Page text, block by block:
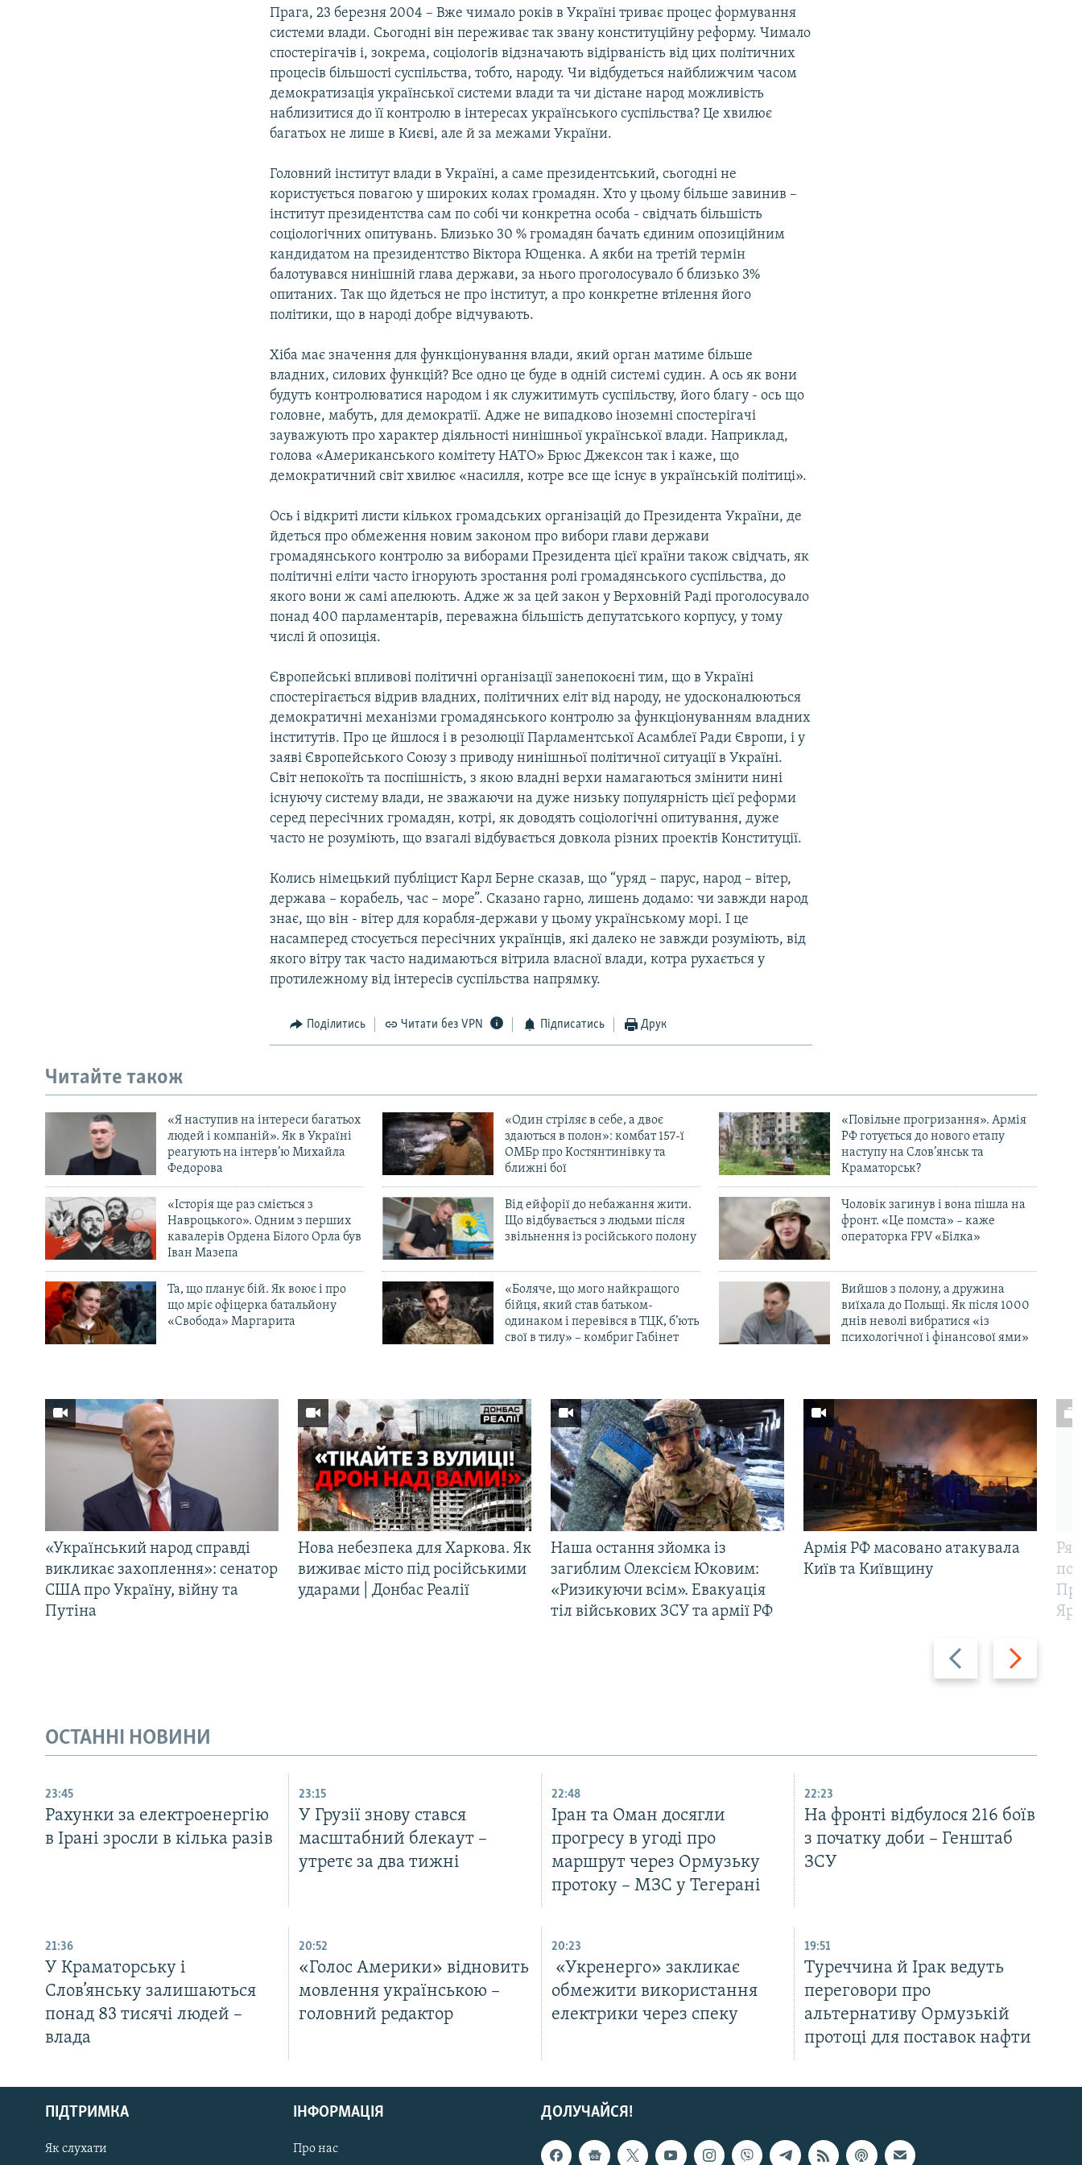
РУС
Прага, 23 березня 2004 – Вже чимало років в Україні триває процес формування
системи влади. Сьогодні він переживає так звану конституційну реформу. Чимало
спостерігачів і, зокрема, соціологів відзначають відірваність від цих політичних
процесів більшості суспільства, тобто, народу. Чи відбудеться найближчим часом
демократизація української системи влади та чи дістане народ можливість
наблизитися до її контролю в інтересах українського суспільства? Це хвилює
багатьох не лише в Києві, але й за межами України.
Головний інститут влади в Україні, а саме президентський, сьогодні не
користується повагою у широких колах громадян. Хто у цьому більше завинив –
інститут президентства сам по собі чи конкретна особа - свідчать більшість
соціологічних опитувань. Близько 30 % громадян бачать єдиним опозиційним
кандидатом на президентство Віктора Ющенка. А якби на третій термін
балотувався нинішній глава держави, за нього проголосувало б близько 3%
опитаних. Так що йдеться не про інститут, а про конкретне втілення його
політики, що в народі добре відчувають.
Хіба має значення для функціонування влади, який орган матиме більше
владних, силових функцій? Все одно це буде в одній системі судин. А ось як вони
будуть контролюватися народом і як служитимуть суспільству, його благу - ось що
головне, мабуть, для демократії. Адже не випадково іноземні спостерігачі
зауважують про характер діяльності нинішньої української влади. Наприклад,
голова «Американського комітету НАТО» Брюс Джексон так і каже, що
демократичний світ хвилює «насилля, котре все ще існує в українській політиці».
Ось і відкриті листи кількох громадських організацій до Президента України, де
йдеться про обмеження новим законом про вибори глави держави
громадянського контролю за виборами Президента цієї країни також свідчать, як
політичні еліти часто ігнорують зростання ролі громадянського суспільства, до
якого вони ж самі апелюють. Адже ж за цей закон у Верховній Раді проголосувало
понад 400 парламентарів, переважна більшість депутатського корпусу, у тому
числі й опозиція.
Європейські впливові політичні організації занепокоєні тим, що в Україні
спостерігається відрив владних, політичних еліт від народу, не удосконалюються
демократичні механізми громадянського контролю за функціонуванням владних
інститутів. Про це йшлося і в резолюції Парламентської Асамблеї Ради Європи, і у
заяві Європейського Союзу з приводу нинішньої політичної ситуації в Україні.
Світ непокоїть та поспішність, з якою владні верхи намагаються змінити нині
існуючу систему влади, не зважаючи на дуже низьку популярність цієї реформи
серед пересічних громадян, котрі, як доводять соціологічні опитування, дуже
часто не розуміють, що взагалі відбувається довкола різних проектів Конституції.
Колись німецький публіцист Карл Берне сказав, що “уряд – парус, народ – вітер,
держава – корабель, час – море”. Сказано гарно, лишень додамо: чи завжди народ
знає, що він - вітер для корабля-держави у цьому українському морі. І це
насамперед стосується пересічних українців, які далеко не завжди розуміють, від
якого вітру так часто надимаються вітрила власної влади, котра рухається у
протилежному від інтересів суспільства напрямку.
Поділитись Читати без VPN Підписатись Друк
Читайте також
«Я наступив на інтереси багатьох
людей і компаній». Як в Україні
реагують на інтерв’ю Михайла
Федорова
«Один стріляє в себе, а двоє
здаються в полон»: комбат 157-ї
ОМБр про Костянтинівку та
ближні бої
«Повільне прогризання». Армія
РФ готується до нового етапу
наступу на Слов’янськ та
Краматорськ?
«Історія ще раз сміється з
Навроцького». Одним з перших
кавалерів Ордена Білого Орла був
Іван Мазепа
Від ейфорії до небажання жити.
Що відбувається з людьми після
звільнення із російського полону
Чоловік загинув і вона пішла на
фронт. «Це помста» – каже
операторка FPV «Білка»
Та, що планує бій. Як воює і про
що мріє офіцерка батальйону
«Свобода» Маргарита
«Боляче, що мого найкращого
бійця, який став батьком-
одинаком і перевівся в ТЦК, б’ють
свої в тилу» – комбриг Габінет
Вийшов з полону, а дружина
виїхала до Польщі. Як після 1000
днів неволі вибратися «із
психологічної і фінансової ями»
Назад Вперед
«Український народ справді
викликає захоплення»: сенатор
США про Україну, війну та
Путіна
Нова небезпека для Харкова. Як
виживає місто під російськими
ударами | Донбас Реалії
Наша остання зйомка із
загиблим Олексієм Юковим:
«Ризикуючи всім». Евакуація
тіл військових ЗСУ та армії РФ
Армія РФ масовано атакувала
Київ та Київщину
ОСТАННІ НОВИНИ
23:45
Рахунки за електроенергію
в Ірані зросли в кілька разів
23:15
У Грузії знову стався
масштабний блекаут –
утретє за два тижні
22:48
Іран та Оман досягли
прогресу в угоді про
маршрут через Ормузьку
протоку – МЗС у Тегерані
22:23
На фронті відбулося 216 боїв
з початку доби – Генштаб
ЗСУ
21:36
У Краматорську і
Слов’янську залишаються
понад 83 тисячі людей –
влада
20:52
«Голос Америки» відновить
мовлення українською –
головний редактор
20:23
«Укренерго» закликає
обмежити використання
електрики через спеку
19:51
Туреччина й Ірак ведуть
переговори про
альтернативу Ормузькій
протоці для поставок нафти
ДОЛУЧАЙСЯ!
ПІДТРИМКА
Як слухати
ІНФОРМАЦІЯ
Про нас